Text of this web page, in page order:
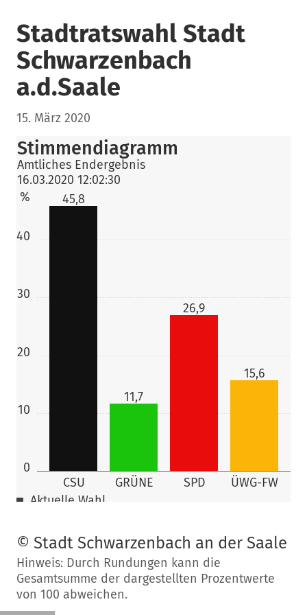
Stadtratswahl Stadt
Schwarzenbach
a.d.Saale
15. März 2020
0
10
20
30
40
%
CSU GRÜNE SPD ÜWG-FW
45,8
11,7
26,9
15,6
Stimmendiagramm
Amtliches Endergebnis
16.03.2020 12:02:30
Aktuelle Wahl
Wahlbeteiligung: 61,6%
© Stadt Schwarzenbach an der Saale
Hinweis: Durch Rundungen kann die
Gesamtsumme der dargestellten Prozentwerte
von 100 abweichen.